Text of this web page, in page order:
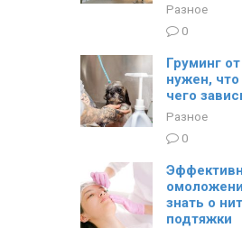
Разное
0
Груминг
нужен,
чего
Разное
0
знать о
подтяжки